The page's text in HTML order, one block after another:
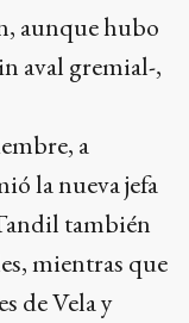
aunque hubo
aval gremial-,
a
la nueva jefa
también
mientras que
de Vela y